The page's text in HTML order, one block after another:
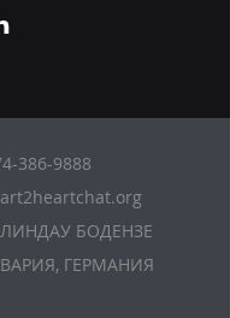
386-9888
БОДЕНЗЕ
ГЕРМАНИЯ